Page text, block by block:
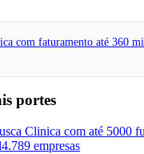
com faturamento até 360
portes
Clinica com até 5000
4.789 empresas